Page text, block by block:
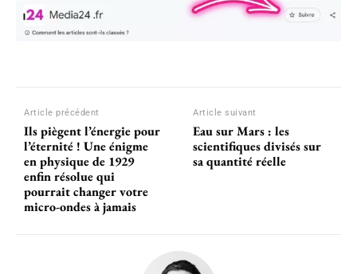
Article précédent
Ils piègent l’énergie pour
l’éternité ! Une énigme
en physique de 1929
enfin résolue qui
pourrait changer votre
micro-ondes à jamais
Article suivant
Eau sur Mars : les
scientifiques divisés sur
sa quantité réelle